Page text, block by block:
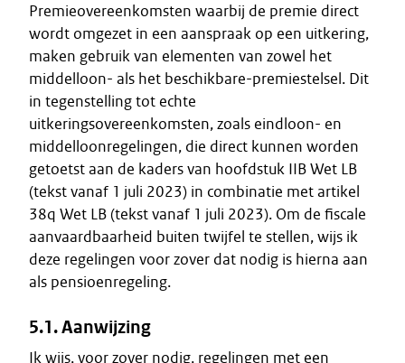
Premieovereenkomsten waarbij de premie direct
wordt omgezet in een aanspraak op een uitkering,
maken gebruik van elementen van zowel het
middelloon- als het beschikbare-premiestelsel. Dit
in tegenstelling tot echte
uitkeringsovereenkomsten, zoals eindloon- en
middelloonregelingen, die direct kunnen worden
getoetst aan de kaders van hoofdstuk IIB Wet LB
(tekst vanaf 1 juli 2023) in combinatie met artikel
38q Wet LB (tekst vanaf 1 juli 2023). Om de fiscale
aanvaardbaarheid buiten twijfel te stellen, wijs ik
deze regelingen voor zover dat nodig is hierna aan
als pensioenregeling.
5.1. Aanwijzing
Ik wijs, voor zover nodig, regelingen met een